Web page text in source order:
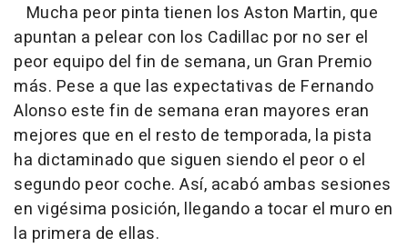
Mucha peor pinta tienen los Aston Martin, que
apuntan a pelear con los Cadillac por no ser el
peor equipo del fin de semana, un Gran Premio
más. Pese a que las expectativas de Fernando
Alonso este fin de semana eran mayores eran
mejores que en el resto de temporada, la pista
ha dictaminado que siguen siendo el peor o el
segundo peor coche. Así, acabó ambas sesiones
en vigésima posición, llegando a tocar el muro en
la primera de ellas.